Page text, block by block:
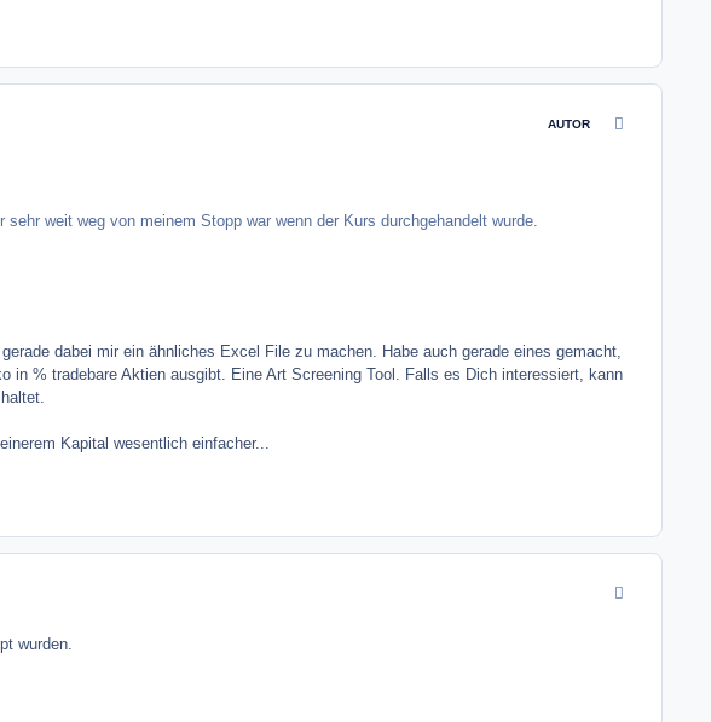
AUTOR
weit weg von meinem Stopp war wenn der Kurs durchgehandelt wurde.
dabei mir ein ähnliches Excel File zu machen. Habe auch gerade eines gemacht,
% tradebare Aktien ausgibt. Eine Art Screening Tool. Falls es Dich interessiert, kann
Kapital wesentlich einfacher...
wurden.